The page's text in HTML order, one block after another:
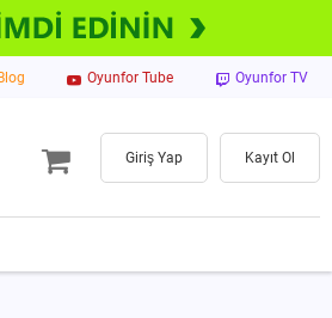
Oyunfor Tube Oyunfor TV
Giriş Yap Kayıt Ol